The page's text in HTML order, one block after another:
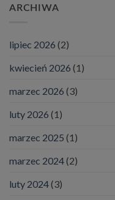
ARCHIWA
lipiec 2026 (2)
kwiecień 2026 (1)
marzec 2026 (3)
luty 2026 (1)
marzec 2025 (1)
marzec 2024(2)
luty 2024(3)